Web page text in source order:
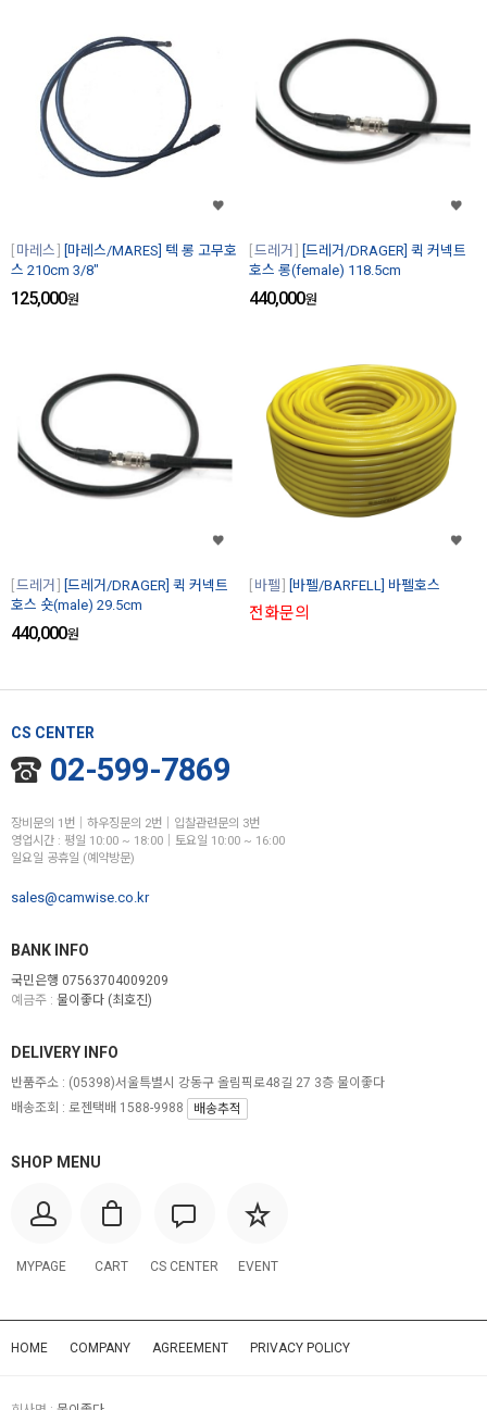
마레스
[마레스/MARES] 텍 롱 고무호
스 210cm 3/8"
125,000원
드레거
[드레거/DRAGER] 퀵 커넥트
호스 롱(female) 118.5cm
440,000원
드레거
[드레거/DRAGER] 퀵 커넥트
호스 숏(male) 29.5cm
440,000원
바펠 [바펠/BARFELL] 바펠호스
전화문의
CS CENTER
02-599-7869
장비문의 1번│하우징문의 2번│입찰관련문의 3번
영업시간 : 평일 10:00 ~ 18:00│토요일 10:00 ~ 16:00
일요일 공휴일 (예약방문)
sales@camwise.co.kr
BANK INFO
국민은행 07563704009209
예금주 : 물이좋다 (최호진)
SHOP MENU
MYPAGE CART CS CENTER EVENT
DELIVERY INFO
반품주소 : (05398)서울특별시 강동구 올림픽로48길 27 3층 물이좋다
배송조회 : 로젠택배 1588-9988
배송추적
HOME COMPANY AGREEMENT PRIVACY POLICY